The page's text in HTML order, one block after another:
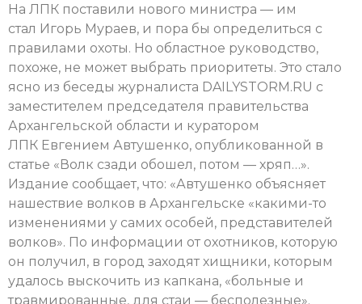
На ЛПК поставили нового министра — им
стал Игорь Мураев, и пора бы определиться с
правилами охоты. Но областное руководство,
похоже, не может выбрать приоритеты. Это стало
ясно из беседы журналиста DAILYSTORM.RU с
заместителем председателя правительства
Архангельской области и куратором
ЛПК Евгением Автушенко, опубликованной в
статье «Волк сзади обошел, потом — хряп…».
Издание сообщает, что: «Автушенко объясняет
нашествие волков в Архангельске «какими-то
изменениями у самих особей, представителей
волков». По информации от охотников, которую
он получил, в город заходят хищники, которым
удалось выскочить из капкана, «больные и
травмированные, для стаи — бесполезные».